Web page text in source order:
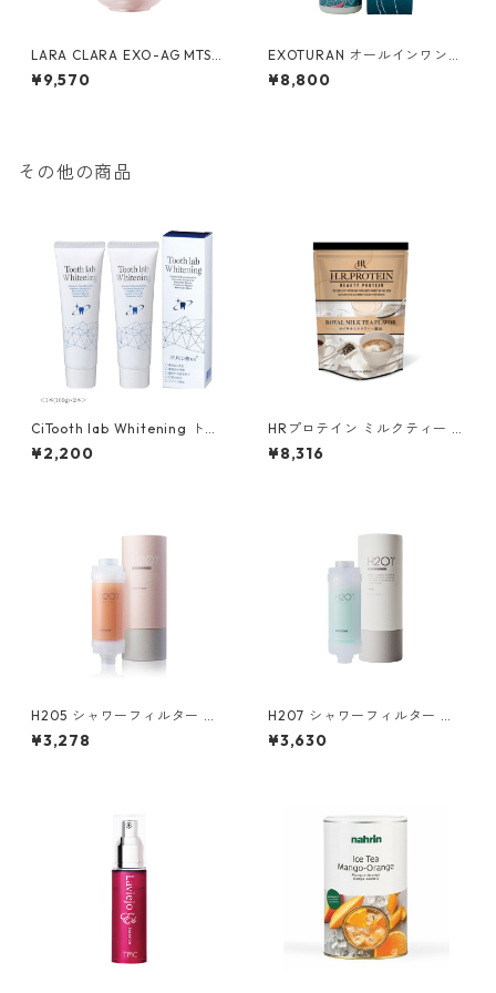
LARA CLARA EXO-AG MTS
エッセンスセラム
¥9,570
EXOTURAN オールインワンジ
ェル ドラゴンリーフ
¥8,800
その他の商品
CiTooth lab Whitening トゥ
ースラボ ホワイトニング(100
g)２本セット
¥2,200
HRプロテイン ミルクティー 5
00g
¥8,316
H205 シャワーフィルター ダ
マスクローズ
¥3,278
H207 シャワーフィルター サ
ボン
¥3,630